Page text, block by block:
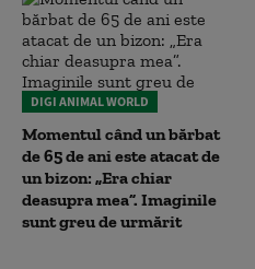
DIGI ANIMAL WORLD
Momentul când un bărbat
de 65 de ani este atacat de
un bizon: „Era chiar
deasupra mea”. Imaginile
sunt greu de urmărit